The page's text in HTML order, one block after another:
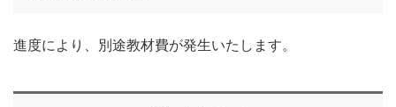
進度により、別途教材費が発生いたします。